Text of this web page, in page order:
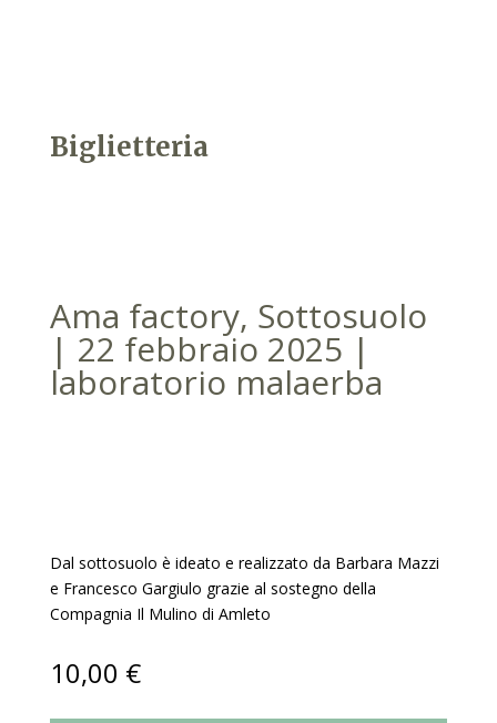
Biglietteria
Ama factory, Sottosuolo
| 22 febbraio 2025 |
laboratorio malaerba
Dal sottosuolo è ideato e realizzato da Barbara Mazzi
e Francesco Gargiulo grazie al sostegno della
Compagnia Il Mulino di Amleto
10,00 €